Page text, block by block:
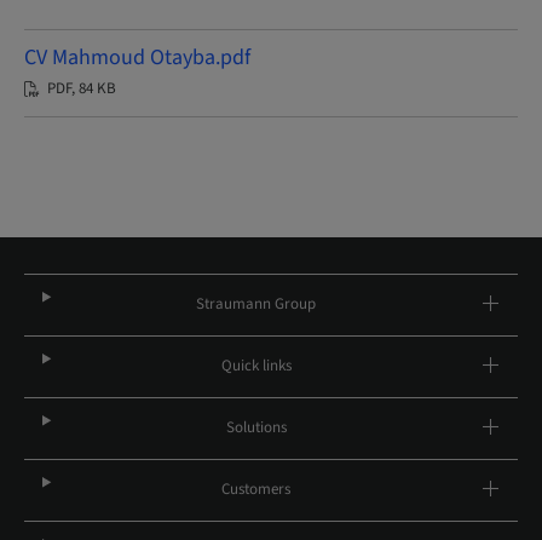
CV Mahmoud Otayba.pdf
PDF, 84 KB
Straumann Group
Quick links
Solutions
Customers